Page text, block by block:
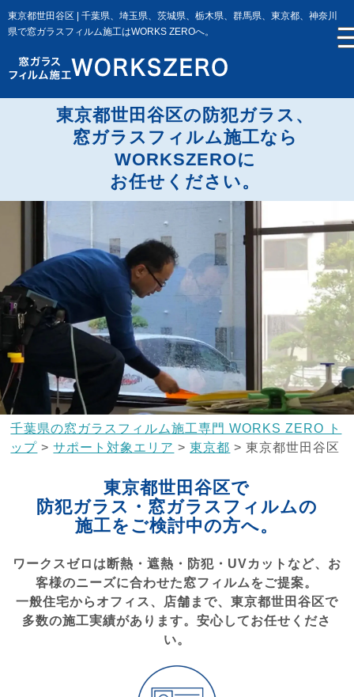
東京都世田谷区 | 千葉県、埼玉県、茨城県、栃木県、群馬県、東京都、神奈川
県で窓ガラスフィルム施工はWORKS ZEROへ。
東京都世田谷区の防犯ガラス、
窓ガラスフィルム施工なら
WORKSZEROに
お任せください。
千葉県の窓ガラスフィルム施工専門 WORKS ZERO ト
ップ >サポート対象エリア >東京都 >東京都世田谷区
東京都世田谷区で
防犯ガラス・窓ガラスフィルムの
施工をご検討中の方へ。
ワークスゼロは断熱・遮熱・防犯・UVカットなど、お
客様のニーズに合わせた窓フィルムをご提案。
一般住宅からオフィス、店舗まで、東京都世田谷区で
多数の施工実績があります。安心してお任せくださ
い。